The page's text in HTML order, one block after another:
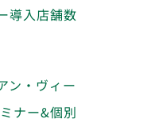
導入店舗数
ン・ヴィー
ナー&個別